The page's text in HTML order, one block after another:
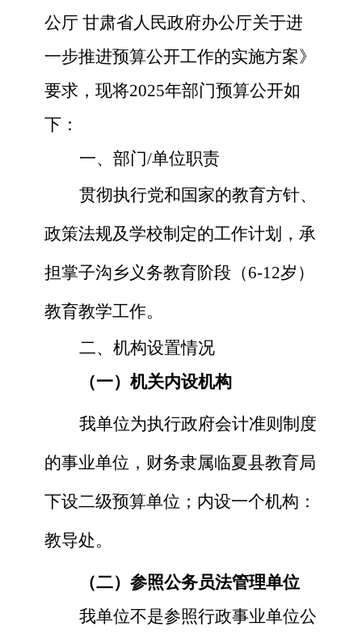
公厅 甘肃省人民政府办公厅关于进
一步推进预算公开工作的实施方案》
要求，现将2025年部门预算公开如
下：
一、部门/单位职责
贯彻执行党和国家的教育方针、
政策法规及学校制定的工作计划， 承
担掌子沟乡 义务教育阶段（6-12岁 ）
教育教学工作。
二、机构设置情况
（一）机关内设机构
我单位为执行政府会计准则制度
的事业单位，财务隶属临夏县教育局
下设二级预算单位；内设一个机构：
教导处。
（二）参照公务员法管理单位
我单位不是参照行政事业单位公